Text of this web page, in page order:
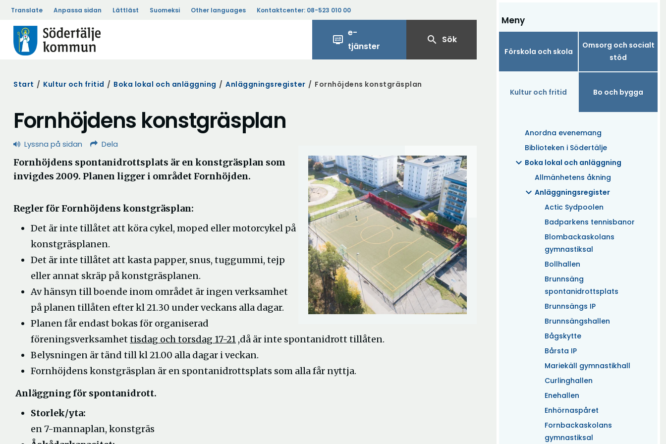
Translate Anpassa sidan Lättläst Suomeksi Other languages Kontaktcenter: 08-523 010 00
display_settings
e-
tjänster
search Sök
Meny
Förskola och skola
Omsorg och socialt
stöd
Kultur och fritid Bo och bygga
Anordna evenemang
Biblioteken i Södertälje
expand_more Boka lokal och anläggning
Allmänhetens åkning
expand_more Anläggningsregister
Actic Sydpoolen
Badparkens tennisbanor
Blombackaskolans
gymnastiksal
Bollhallen
Brunnsäng
spontanidrottsplats
Brunnsängs IP
Brunnsängshallen
Bågskytte
Bårsta IP
Mariekäll gymnastikhall
Curlinghallen
Enehallen
Enhörnaspåret
Fornbackaskolans
gymnastiksal
Start / Kultur och fritid / Boka lokal och anläggning / Anläggningsregister / Fornhöjdens konstgräsplan
Fornhöjdens konstgräsplan
Lyssna på sidan Dela
Fornhöjdens spontanidrottsplats är en konstgräsplan som
invigdes 2009. Planen ligger i området Fornhöjden.
Regler för Fornhöjdens konstgräsplan:
Det är inte tillåtet att köra cykel, moped eller motorcykel på
konstgräsplanen.
Det är inte tillåtet att kasta papper, snus, tuggummi, tejp
eller annat skräp på konstgräsplanen.
Av hänsyn till boende inom området är ingen verksamhet
på planen tillåten efter kl 21.30 under veckans alla dagar.
Planen får endast bokas för organiserad
föreningsverksamhettisdag och torsdag 17-21 ,då är inte spontanidrott tillåten.
Belysningen är tänd till kl 21.00 alla dagar i veckan.
Fornhöjdens konstgräsplan är en spontanidrottsplats som alla får nyttja.
Anläggning för spontanidrott.
Storlek/yta:
en 7-mannaplan, konstgräs